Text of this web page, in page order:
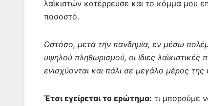
λαϊκιστών κατέρρευσε και το κόμμα μου
ποσοστό.
Ωστόσο, μετά την πανδημία, εν μέσω
υψηλού πληθωρισμού, οι ίδιες
ενισχύονται και πάλι σε μεγάλο μέρος
Έτσι εγείρεται το ερώτημα: τι μπορούμε